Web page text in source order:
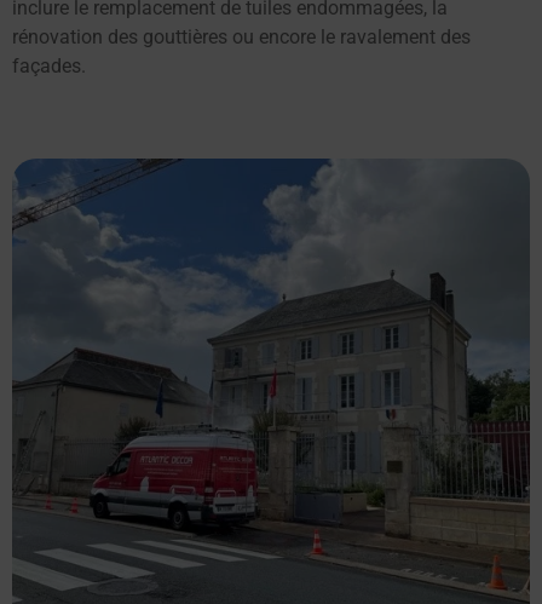
inclure le remplacement de tuiles endommagées, la
rénovation des gouttières ou encore le ravalement des
façades.